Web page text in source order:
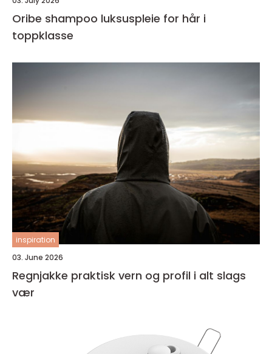
Oribe shampoo luksuspleie for hår i
toppklasse
inspiration
03. June 2026
Regnjakke praktisk vern og profil i alt slags
vær